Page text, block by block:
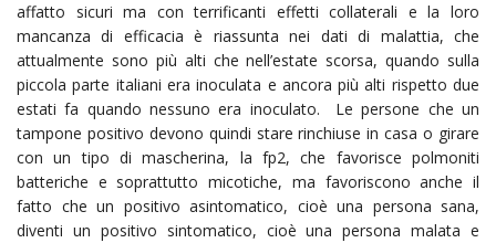
affatto sicuri ma con terrificanti effetti collaterali e la loro
mancanza di efficacia è riassunta nei dati di malattia, che
attualmente sono più alti che nell’estate scorsa, quando sulla
piccola parte italiani era inoculata e ancora più alti rispetto due
estati fa quando nessuno era inoculato. Le persone che un
tampone positivo devono quindi stare rinchiuse in casa o girare
con un tipo di mascherina, la fp2, che favorisce polmoniti
batteriche e soprattutto micotiche, ma favoriscono anche il
fatto che un positivo asintomatico, cioè una persona sana,
diventi un positivo sintomatico, cioè una persona malata e